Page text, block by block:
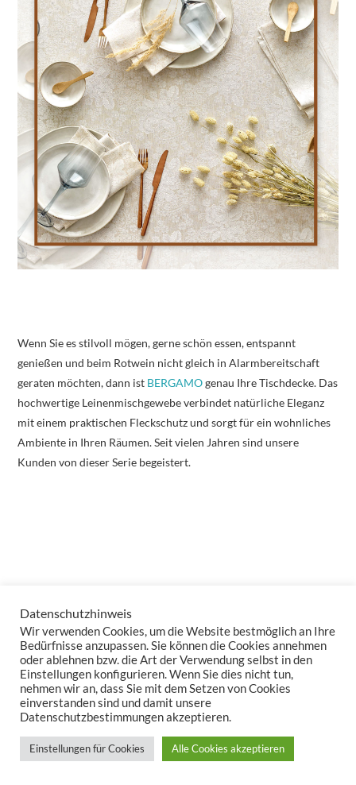
Wenn Sie es stilvoll mögen, gerne schön essen, entspannt
genießen und beim Rotwein nicht gleich in Alarmbereitschaft
geraten möchten, dann ist BERGAMOgenau Ihre Tischdecke. Das
hochwertige Leinenmischgewebe verbindet natürliche Eleganz
mit einem praktischen Fleckschutz und sorgt für ein wohnliches
Ambiente in Ihren Räumen. Seit vielen Jahren sind unsere
Kunden von dieser Serie begeistert.
Datenschutzhinweis
Wir verwenden Cookies, um die Website bestmöglich an Ihre
Bedürfnisse anzupassen. Sie können die Cookies annehmen
oder ablehnen bzw. die Art der Verwendung selbst in den
Einstellungen konfigurieren. Wenn Sie dies nicht tun,
nehmen wir an, dass Sie mit dem Setzen von Cookies
einverstanden sind und damit unsere
Datenschutzbestimmungen akzeptieren.
Einstellungen für Cookies Alle Cookies akzeptieren